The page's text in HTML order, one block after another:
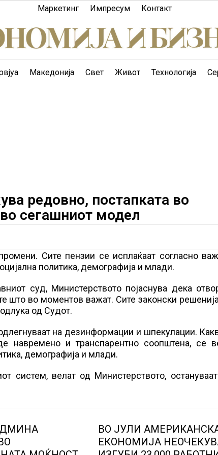
Маркетинг Импресум Контакт
Македонија Свет Живот Технологија
редовно, постапката во
сегашниот модел
Сите пензии се исплаќаат согласно
политика, демографија и млади.
суд, Министерството појаснува дека
што во моментов важат. Сите законски
од Судот.
на дезинформации и шпекулации.
навремено и транспарентно соопштена, се
демографија и млади.
систем, велат од Министерството,
ВО ЈУЛИ
ЕКОНОМИЈА